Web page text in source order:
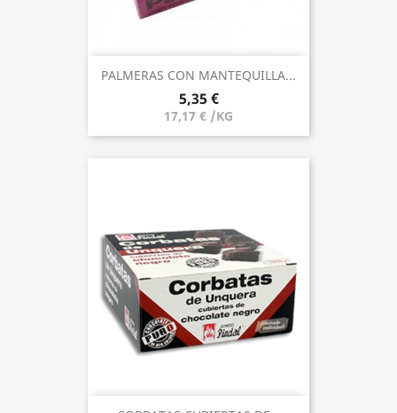
PALMERAS CON MANTEQUILLA...
5,35 €
17,17 € /KG